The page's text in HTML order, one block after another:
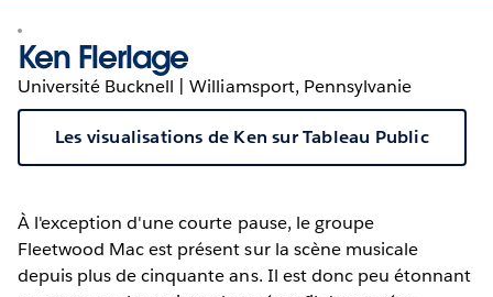
Ken Flerlage
Université Bucknell | Williamsport, Pennsylvanie
Les visualisations de Ken sur Tableau Public
À l'exception d'une courte pause, le groupe
Fleetwood Mac est présent sur la scène musicale
depuis plus de cinquante ans. Il est donc peu étonnant